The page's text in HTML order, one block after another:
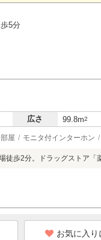
5分
広さ 99.8m2
屋 モニタ付インターホン
徒歩2分。ドラッグストア「
お気に入り